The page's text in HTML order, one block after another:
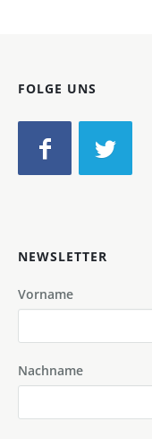
FOLGE UNS
NEWSLETTER
Vorname
Nachname